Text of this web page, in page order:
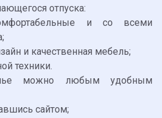
отпуска:
и со всеми
и качественная мебель;
техники.
можно любым удобным
сайтом;